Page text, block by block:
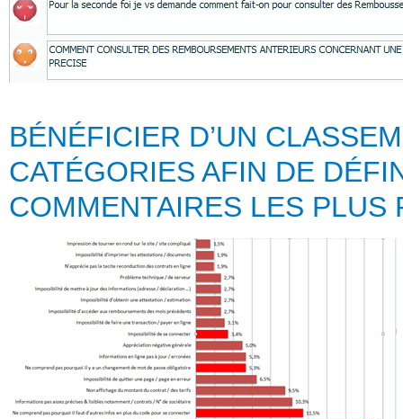
BÉNÉFICIER D’UN
CATÉGORIES AFIN DE
COMMENTAIRES LES PLUS